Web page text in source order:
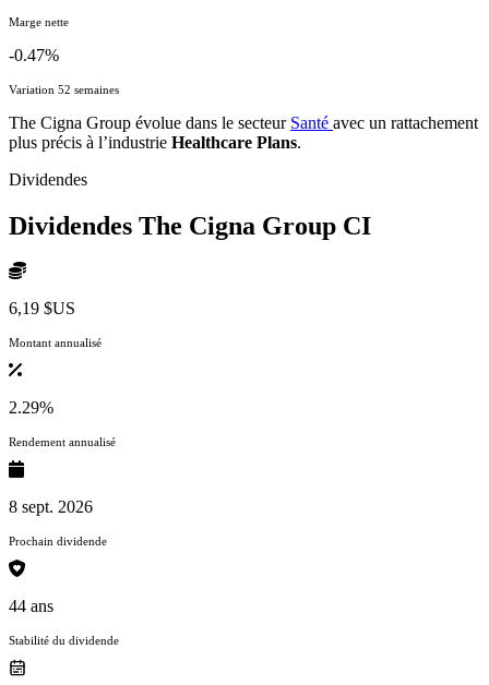
Marge nette
-0.47%
Variation 52 semaines
The Cigna Group évolue dans le secteur Santé avec un rattachement
plus précis à l’industrie Healthcare Plans.
Dividendes
Dividendes The Cigna Group CI
6,19 $US
Montant annualisé
2.29%
Rendement annualisé
8 sept. 2026
Prochain dividende
44 ans
Stabilité du dividende